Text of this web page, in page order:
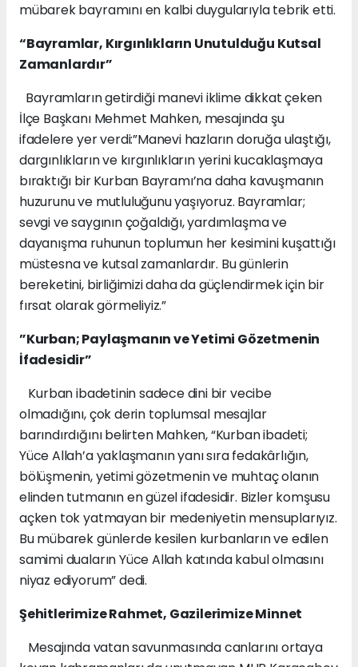
mübarek bayramını en kalbi duygularıyla tebrik etti.
“Bayramlar, Kırgınlıkların Unutulduğu Kutsal
Zamanlardır”
Bayramların getirdiği manevi iklime dikkat çeken
İlçe Başkanı Mehmet Mahken, mesajında şu
ifadelere yer verdi:”Manevi hazların doruğa ulaştığı,
dargınlıkların ve kırgınlıkların yerini kucaklaşmaya
bıraktığı bir Kurban Bayramı’na daha kavuşmanın
huzurunu ve mutluluğunu yaşıyoruz. Bayramlar;
sevgi ve saygının çoğaldığı, yardımlaşma ve
dayanışma ruhunun toplumun her kesimini kuşattığı
müstesna ve kutsal zamanlardır. Bu günlerin
bereketini, birliğimizi daha da güçlendirmek için bir
fırsat olarak görmeliyiz.”
”Kurban; Paylaşmanın ve Yetimi Gözetmenin
İfadesidir”
Kurban ibadetinin sadece dini bir vecibe
olmadığını, çok derin toplumsal mesajlar
barındırdığını belirten Mahken, “Kurban ibadeti;
Yüce Allah’a yaklaşmanın yanı sıra fedakârlığın,
bölüşmenin, yetimi gözetmenin ve muhtaç olanın
elinden tutmanın en güzel ifadesidir. Bizler komşusu
açken tok yatmayan bir medeniyetin mensuplarıyız.
Bu mübarek günlerde kesilen kurbanların ve edilen
samimi duaların Yüce Allah katında kabul olmasını
niyaz ediyorum” dedi.
Şehitlerimize Rahmet, Gazilerimize Minnet
Mesajında vatan savunmasında canlarını ortaya